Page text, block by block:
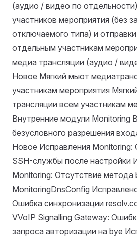
(аудио / видео по
участников мероприятия (без
отключаемого типа) и
отдельным участникам
медиа трансляции (аудио /
Новое Мягкий мьют
участникам мероприятия
трансляции всем участникам
Внутренние модули Monitoring
безусловного разрешения
Новое Исправления Monitoring:
SSH-службы после настройки
Monitoring: Отсутствие метода
MonitoringDnsConfig
Ошибка синхронизации
VVoIP Signalling Gateway:
запроса авторизации на bye